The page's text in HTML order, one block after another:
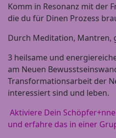
Komm in Resonanz mit der
die du für Dinen Prozess
Durch Meditation, Mantren,
3 heilsame und
am Neuen
Transformationsarbeit der
interessiert sind und leben.
Aktiviere Dein
und erfahre das in einer